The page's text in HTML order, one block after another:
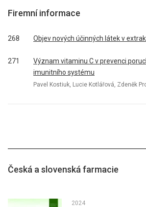
Firemní informace
268 Objev nových účinných látek v
271
Význam vitaminu C v prevenci
imunitního systému
Pavel Kostiuk, Lucie Kotlářová, Zdeněk
Česká a slovenská farmacie
2024